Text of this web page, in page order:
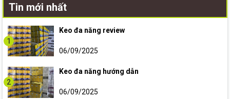
Tin mới nhất
1
Keo đa năng review
06/09/2025
2
Keo đa năng hướng dẫn
06/09/2025